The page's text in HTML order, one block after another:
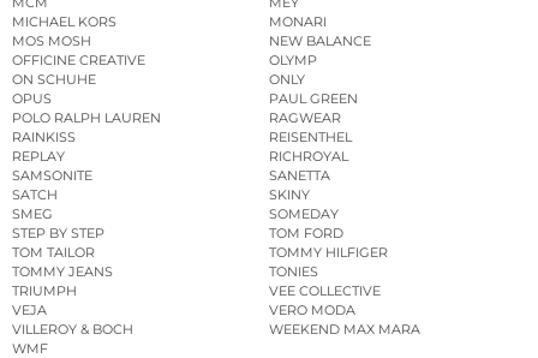
MICHAEL KORS
MONARI
MOS MOSH
NEW BALANCE
OFFICINE CREATIVE
OLYMP
ON SCHUHE
ONLY
OPUS
PAUL GREEN
POLO RALPH LAUREN
RAGWEAR
RAINKISS
REISENTHEL
REPLAY
RICHROYAL
SAMSONITE
SANETTA
SATCH
SKINY
SMEG
SOMEDAY
STEP BY STEP
TOM FORD
TOM TAILOR
TOMMY HILFIGER
TOMMY JEANS
TONIES
TRIUMPH
VEE COLLECTIVE
VEJA
VERO MODA
VILLEROY & BOCH
WEEKEND MAX MARA
WMF